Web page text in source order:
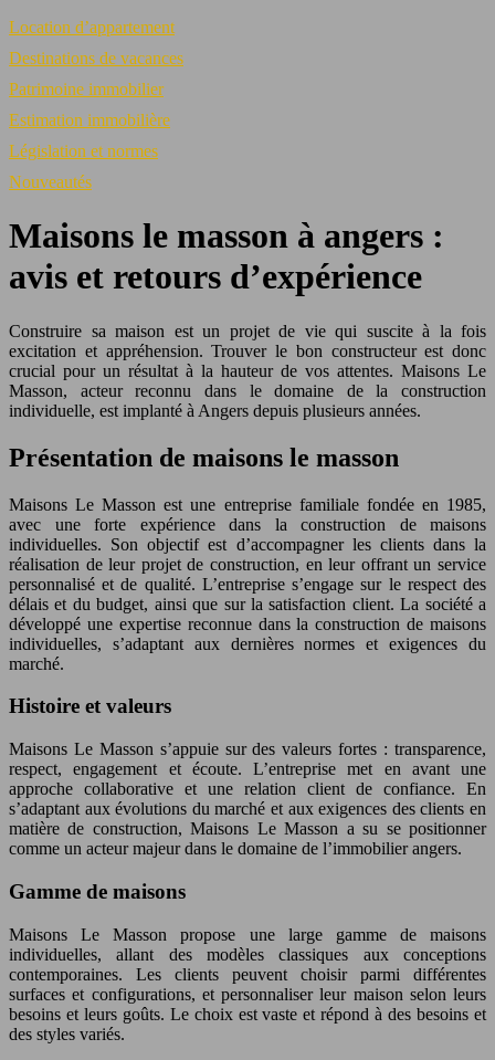
Location d’appartement
Destinations de vacances
Patrimoine immobilier
Estimation immobilière
Législation et normes
Nouveautés
Maisons le masson à angers :
avis et retours d’expérience
Construire sa maison est un projet de vie qui suscite à la fois
excitation et appréhension. Trouver le bon constructeur est donc
crucial pour un résultat à la hauteur de vos attentes. Maisons Le
Masson, acteur reconnu dans le domaine de la construction
individuelle, est implanté à Angers depuis plusieurs années.
Présentation de maisons le masson
Maisons Le Masson est une entreprise familiale fondée en 1985,
avec une forte expérience dans la construction de maisons
individuelles. Son objectif est d’accompagner les clients dans la
réalisation de leur projet de construction, en leur offrant un service
personnalisé et de qualité. L’entreprise s’engage sur le respect des
délais et du budget, ainsi que sur la satisfaction client. La société a
développé une expertise reconnue dans la construction de maisons
individuelles, s’adaptant aux dernières normes et exigences du
marché.
Histoire et valeurs
Maisons Le Masson s’appuie sur des valeurs fortes : transparence,
respect, engagement et écoute. L’entreprise met en avant une
approche collaborative et une relation client de confiance. En
s’adaptant aux évolutions du marché et aux exigences des clients en
matière de construction, Maisons Le Masson a su se positionner
comme un acteur majeur dans le domaine de l’immobilier angers.
Gamme de maisons
Maisons Le Masson propose une large gamme de maisons
individuelles, allant des modèles classiques aux conceptions
contemporaines. Les clients peuvent choisir parmi différentes
surfaces et configurations, et personnaliser leur maison selon leurs
besoins et leurs goûts. Le choix est vaste et répond à des besoins et
des styles variés.